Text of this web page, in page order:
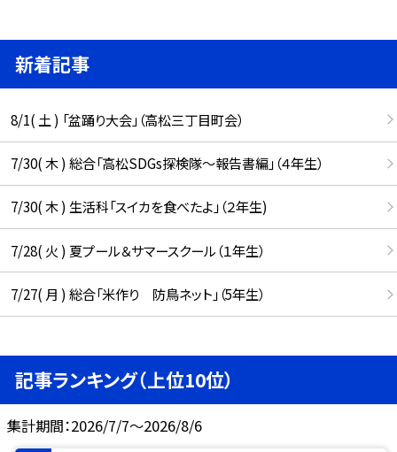
新着記事
8/1( 土 ) 「盆踊り大会」（高松三丁目町会）
7/30( 木 ) 総合「高松SDGs探検隊〜報告書編」（４年生）
7/30( 木 ) 生活科「スイカを食べたよ」（２年生)
7/28( 火 ) 夏プール＆サマースクール（１年生）
7/27( 月 ) 総合「米作り 防鳥ネット」（5年生）
記事ランキング（上位10位）
集計期間：2026/7/7～2026/8/6